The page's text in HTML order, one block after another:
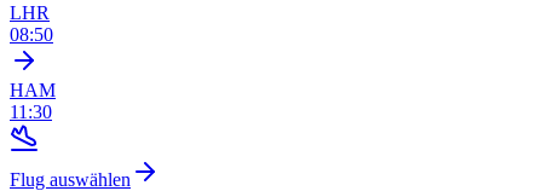
LHR
08:50
HAM
11:30
Flug auswählen